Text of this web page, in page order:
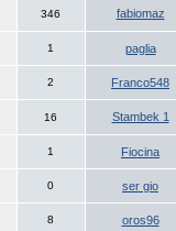
346 fabiomaz
1 paglia
2 Franco548
16 Stambek 1
1 Fiocina
0 ser gio
8 oros96